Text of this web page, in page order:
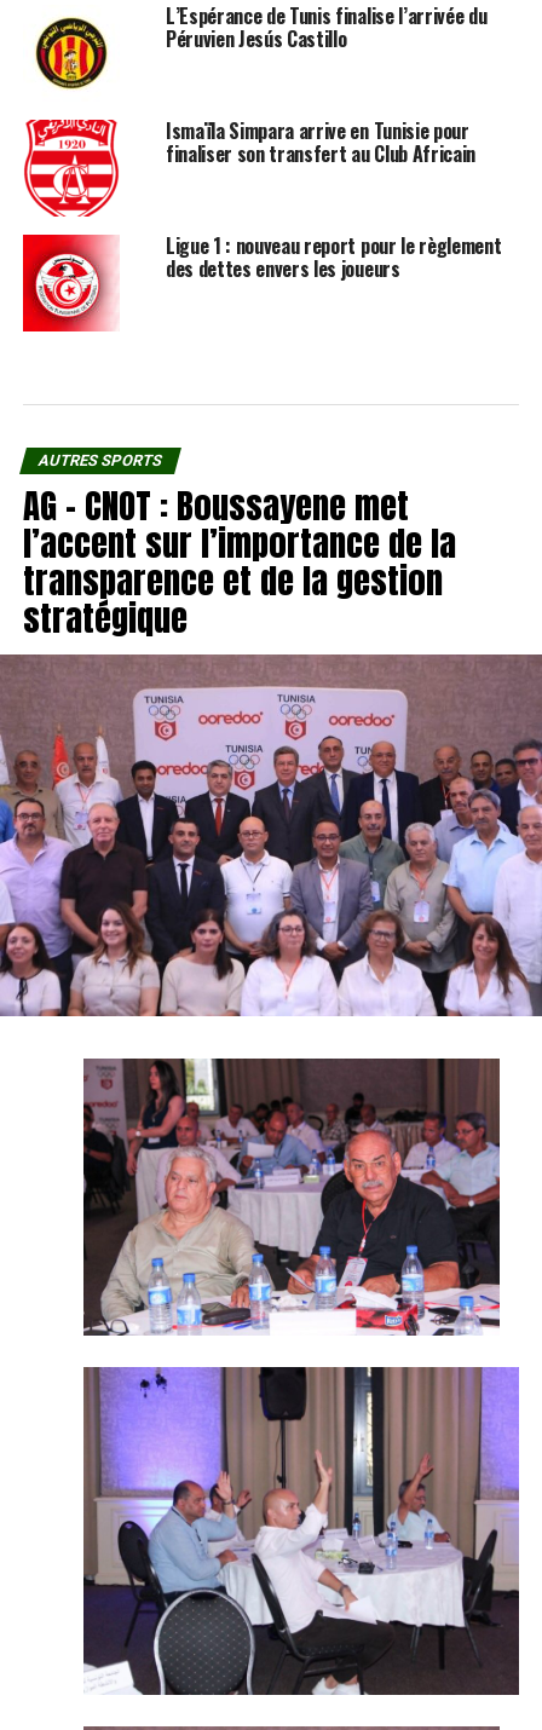
L’Espérance de Tunis finalise l’arrivée du
Péruvien Jesús Castillo
Ismaïla Simpara arrive en Tunisie pour
finaliser son transfert au Club Africain
Ligue 1 : nouveau report pour le règlement
des dettes envers les joueurs
AUTRES SPORTS
AG – CNOT : Boussayene met
l’accent sur l’importance de la
transparence et de la gestion
stratégique